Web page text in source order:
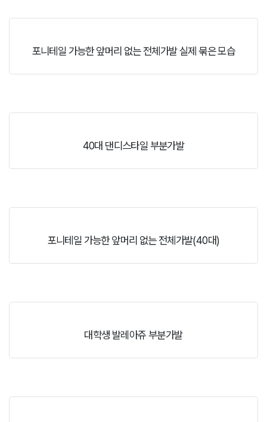
포니테일 가능한 앞머리 없는 전체가발 실제 묶은 모습
40대 댄디스타일 부분가발
포니테일 가능한 앞머리 없는 전체가발(40대)
대학생 발레아쥬 부분가발